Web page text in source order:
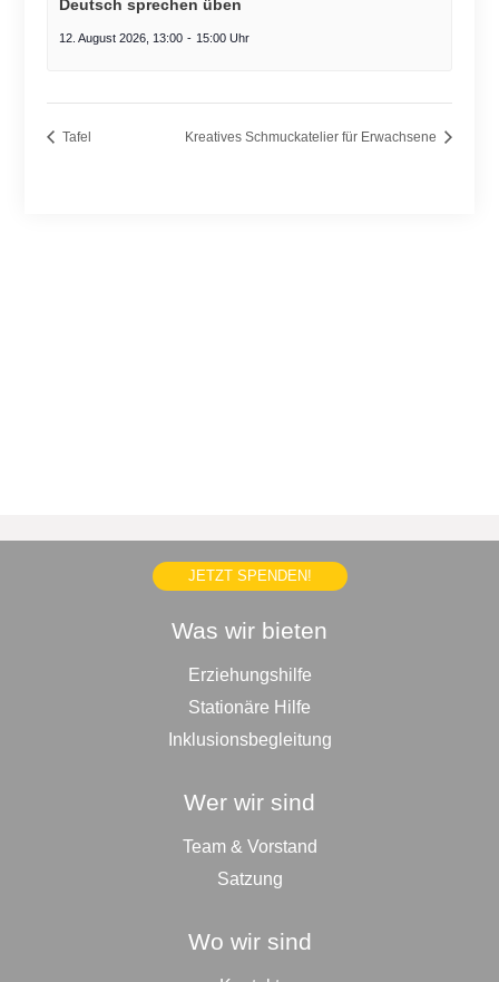
Deutsch sprechen üben
12. August 2026, 13:00 - 15:00
Tafel Kreatives Schmuckatelier für Erwachsene
JETZT SPENDEN!
Was wir bieten
Erziehungshilfe
Stationäre Hilfe
Inklusionsbegleitung
Wer wir sind
Team & Vorstand
Satzung
Wo wir sind